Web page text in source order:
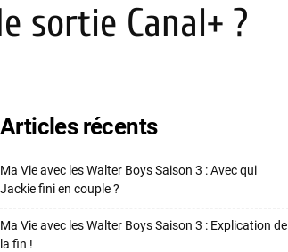
sortie Canal+ ?
Articles récents
Ma Vie avec les Walter Boys Saison 3 : Avec qui
Jackie fini en couple ?
Ma Vie avec les Walter Boys Saison 3 : Explication de
la fin !